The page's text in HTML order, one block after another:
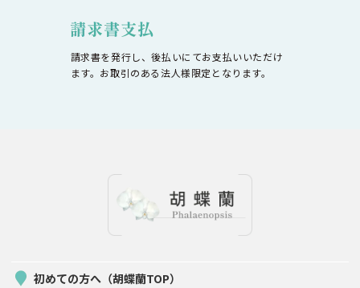
請求書を発行し、後払いにてお支払いいただけ
ます。お取引のある法人様限定となります。
初めての方へ（胡蝶蘭TOP）